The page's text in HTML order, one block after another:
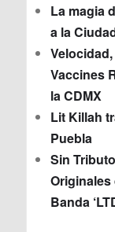
La magia
a la
Velocidad,
Vaccines
la CDMX
Lit Killah
Puebla
Sin
Originales
Banda